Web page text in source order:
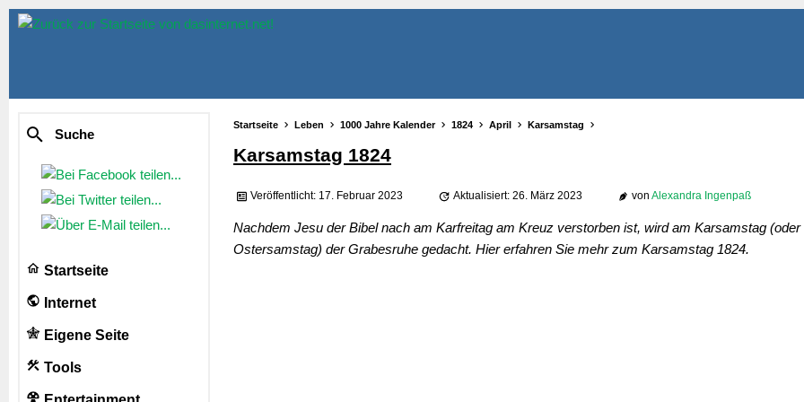
Suche
Startseite
Internet
Eigene Seite
Tools
Startseite Leben 1000 Jahre Kalender 1824 April Karsamstag
Karsamstag 1824
Veröffentlicht: 17. Februar 2023 Aktualisiert: 26. März 2023 von Alexandra Ingenpaß
Nachdem Jesu der Bibel nach am Karfreitag am Kreuz verstorben ist, wird am Karsamstag (oder
Ostersamstag) der Grabesruhe gedacht. Hier erfahren Sie mehr zum Karsamstag 1824.